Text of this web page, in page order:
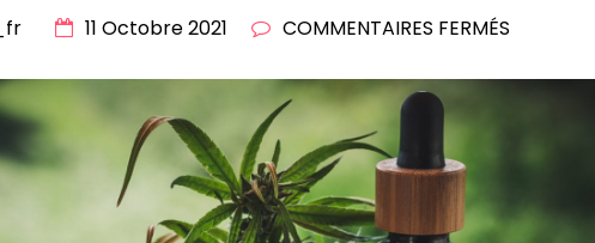
11 Octobre 2021 COMMENTAIRES FERMÉS
SE